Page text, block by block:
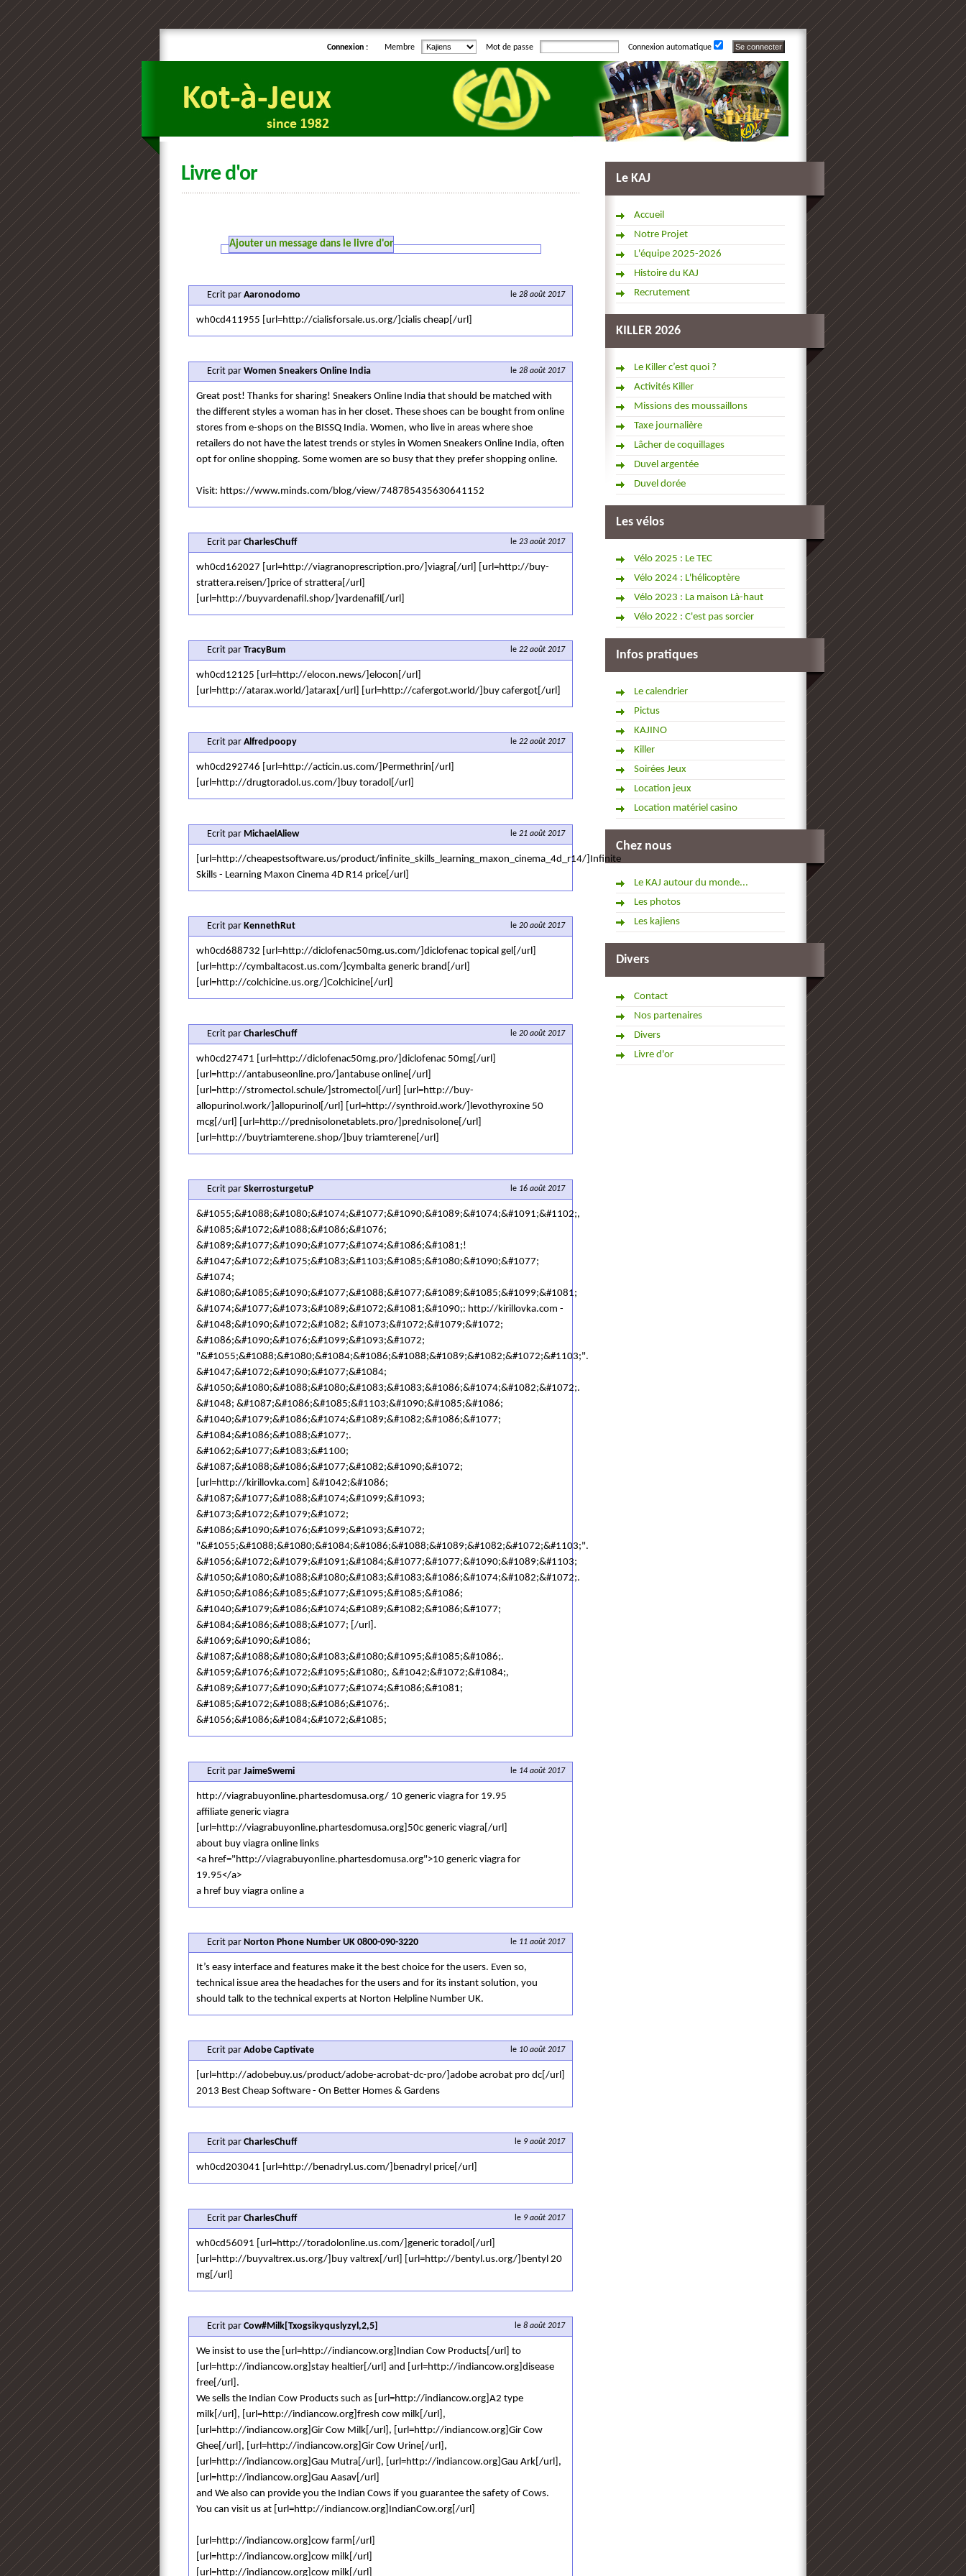
Connexion : Membre Mot de passe Connexion automatique
Le KAJ
Accueil
Notre Projet
L'équipe 2025-2026
Histoire du KAJ
Recrutement
KILLER 2026
Le Killer c’est quoi ?
Activités Killer
Missions des moussaillons
Taxe journalière
Lâcher de coquillages
Duvel argentée
Duvel dorée
Les vélos
Vélo 2025 : Le TEC
Vélo 2024 : L'hélicoptère
Vélo 2023 : La maison Là-haut
Vélo 2022 : C'est pas sorcier
Infos pratiques
Le calendrier
Pictus
KAJINO
Killer
Soirées Jeux
Location jeux
Location matériel casino
Chez nous
Le KAJ autour du monde...
Les photos
Les kajiens
Divers
Contact
Nos partenaires
Divers
Livre d'or
Livre d'or
Ajouter un message dans le livre d'or
le 28 août 2017
Ecrit par Aaronodomo
wh0cd411955 [url=http://cialisforsale.us.org/]cialis cheap[/url]
le 28 août 2017
Ecrit par Women Sneakers Online India
Great post! Thanks for sharing! Sneakers Online India that should be matched with
the different styles a woman has in her closet. These shoes can be bought from online
stores from e-shops on the BISSQ India. Women, who live in areas where shoe
retailers do not have the latest trends or styles in Women Sneakers Online India, often
opt for online shopping. Some women are so busy that they prefer shopping online.
Visit: https://www.minds.com/blog/view/748785435630641152
le 23 août 2017
Ecrit par CharlesChuff
wh0cd162027 [url=http://viagranoprescription.pro/]viagra[/url] [url=http://buy-
strattera.reisen/]price of strattera[/url]
[url=http://buyvardenafil.shop/]vardenafil[/url]
le 22 août 2017
Ecrit par TracyBum
wh0cd12125 [url=http://elocon.news/]elocon[/url]
[url=http://atarax.world/]atarax[/url] [url=http://cafergot.world/]buy cafergot[/url]
le 22 août 2017
Ecrit par Alfredpoopy
wh0cd292746 [url=http://acticin.us.com/]Permethrin[/url]
[url=http://drugtoradol.us.com/]buy toradol[/url]
le 21 août 2017
Ecrit par MichaelAliew
[url=http://cheapestsoftware.us/product/infinite_skills_learning_maxon_cinema_4d_r14/]Infinite
Skills - Learning Maxon Cinema 4D R14 price[/url]
le 20 août 2017
Ecrit par KennethRut
wh0cd688732 [url=http://diclofenac50mg.us.com/]diclofenac topical gel[/url]
[url=http://cymbaltacost.us.com/]cymbalta generic brand[/url]
[url=http://colchicine.us.org/]Colchicine[/url]
le 20 août 2017
Ecrit par CharlesChuff
wh0cd27471 [url=http://diclofenac50mg.pro/]diclofenac 50mg[/url]
[url=http://antabuseonline.pro/]antabuse online[/url]
[url=http://stromectol.schule/]stromectol[/url] [url=http://buy-
allopurinol.work/]allopurinol[/url] [url=http://synthroid.work/]levothyroxine 50
mcg[/url] [url=http://prednisolonetablets.pro/]prednisolone[/url]
[url=http://buytriamterene.shop/]buy triamterene[/url]
le 16 août 2017
Ecrit par SkerrosturgetuP
&#1055;&#1088;&#1080;&#1074;&#1077;&#1090;&#1089;&#1074;&#1091;&#1102;,
&#1085;&#1072;&#1088;&#1086;&#1076;
&#1089;&#1077;&#1090;&#1077;&#1074;&#1086;&#1081;!
&#1047;&#1072;&#1075;&#1083;&#1103;&#1085;&#1080;&#1090;&#1077;
&#1074;
&#1080;&#1085;&#1090;&#1077;&#1088;&#1077;&#1089;&#1085;&#1099;&#1081;
&#1074;&#1077;&#1073;&#1089;&#1072;&#1081;&#1090;: http://kirillovka.com -
&#1048;&#1090;&#1072;&#1082; &#1073;&#1072;&#1079;&#1072;
&#1086;&#1090;&#1076;&#1099;&#1093;&#1072;
"&#1055;&#1088;&#1080;&#1084;&#1086;&#1088;&#1089;&#1082;&#1072;&#1103;".
&#1047;&#1072;&#1090;&#1077;&#1084;
&#1050;&#1080;&#1088;&#1080;&#1083;&#1083;&#1086;&#1074;&#1082;&#1072;.
&#1048; &#1087;&#1086;&#1085;&#1103;&#1090;&#1085;&#1086;
&#1040;&#1079;&#1086;&#1074;&#1089;&#1082;&#1086;&#1077;
&#1084;&#1086;&#1088;&#1077;.
&#1062;&#1077;&#1083;&#1100;
&#1087;&#1088;&#1086;&#1077;&#1082;&#1090;&#1072;
[url=http://kirillovka.com] &#1042;&#1086;
&#1087;&#1077;&#1088;&#1074;&#1099;&#1093;
&#1073;&#1072;&#1079;&#1072;
&#1086;&#1090;&#1076;&#1099;&#1093;&#1072;
"&#1055;&#1088;&#1080;&#1084;&#1086;&#1088;&#1089;&#1082;&#1072;&#1103;".
&#1056;&#1072;&#1079;&#1091;&#1084;&#1077;&#1077;&#1090;&#1089;&#1103;
&#1050;&#1080;&#1088;&#1080;&#1083;&#1083;&#1086;&#1074;&#1082;&#1072;.
&#1050;&#1086;&#1085;&#1077;&#1095;&#1085;&#1086;
&#1040;&#1079;&#1086;&#1074;&#1089;&#1082;&#1086;&#1077;
&#1084;&#1086;&#1088;&#1077; [/url].
&#1069;&#1090;&#1086;
&#1087;&#1088;&#1080;&#1083;&#1080;&#1095;&#1085;&#1086;.
&#1059;&#1076;&#1072;&#1095;&#1080;, &#1042;&#1072;&#1084;,
&#1089;&#1077;&#1090;&#1077;&#1074;&#1086;&#1081;
&#1085;&#1072;&#1088;&#1086;&#1076;.
&#1056;&#1086;&#1084;&#1072;&#1085;
le 14 août 2017
Ecrit par JaimeSwemi
http://viagrabuyonline.phartesdomusa.org/ 10 generic viagra for 19.95
affiliate generic viagra
[url=http://viagrabuyonline.phartesdomusa.org]50c generic viagra[/url]
about buy viagra online links
<a href="http://viagrabuyonline.phartesdomusa.org">10 generic viagra for
19.95</a>
a href buy viagra online a
le 11 août 2017
Ecrit par Norton Phone Number UK 0800-090-3220
It’s easy interface and features make it the best choice for the users. Even so,
technical issue area the headaches for the users and for its instant solution, you
should talk to the technical experts at Norton Helpline Number UK.
le 10 août 2017
Ecrit par Adobe Captivate
[url=http://adobebuy.us/product/adobe-acrobat-dc-pro/]adobe acrobat pro dc[/url]
2013 Best Cheap Software - On Better Homes & Gardens
le 9 août 2017
Ecrit par CharlesChuff
wh0cd203041 [url=http://benadryl.us.com/]benadryl price[/url]
le 9 août 2017
Ecrit par CharlesChuff
wh0cd56091 [url=http://toradolonline.us.com/]generic toradol[/url]
[url=http://buyvaltrex.us.org/]buy valtrex[/url] [url=http://bentyl.us.org/]bentyl 20
mg[/url]
le 8 août 2017
Ecrit par Cow#Milk[Txogsikyquslyzyl,2,5]
We insist to use the [url=http://indiancow.org]Indian Cow Products[/url] to
[url=http://indiancow.org]stay healtier[/url] and [url=http://indiancow.org]disease
free[/url].
We sells the Indian Cow Products such as [url=http://indiancow.org]A2 type
milk[/url], [url=http://indiancow.org]fresh cow milk[/url],
[url=http://indiancow.org]Gir Cow Milk[/url], [url=http://indiancow.org]Gir Cow
Ghee[/url], [url=http://indiancow.org]Gir Cow Urine[/url],
[url=http://indiancow.org]Gau Mutra[/url], [url=http://indiancow.org]Gau Ark[/url],
[url=http://indiancow.org]Gau Aasav[/url]
and We also can provide you the Indian Cows if you guarantee the safety of Cows.
You can visit us at [url=http://indiancow.org]IndianCow.org[/url]
[url=http://indiancow.org]cow farm[/url]
[url=http://indiancow.org]cow milk[/url]
[url=http://indiancow.org]cow milk[/url]